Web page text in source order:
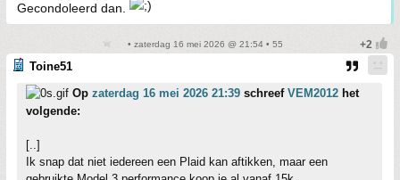
Gecondoleerd dan.
• zaterdag 16 mei 2026 @ 21:54 • 55
Toine51
Op zaterdag 16 mei 2026 21:39 schreef VEM2012 het
volgende:
[..]
Ik snap dat niet iedereen een Plaid kan aftikken, maar een